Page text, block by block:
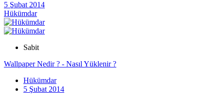
5 Şubat 2014
Hükümdar
Sabit
Wallpaper Nedir ? - Nasıl Yüklenir ?
Hükümdar
5 Şubat 2014